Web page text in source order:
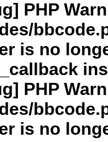
PHP
is no
PHP
is no